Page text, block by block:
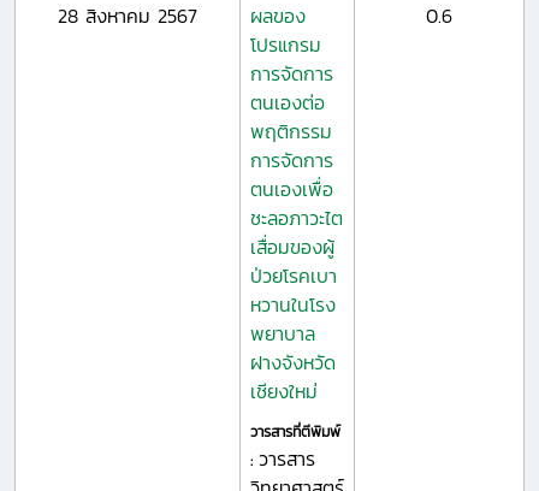
28 สิงหาคม 2567
ผลของ
โปรแกรม
การจัดการ
ตนเองต่อ
พฤติกรรม
การจัดการ
ตนเองเพื่อ
ชะลอภาวะไต
เสื่อมของผู้
ป่วยโรคเบา
หวานในโรง
พยาบาล
ฝางจังหวัด
เชียงใหม่
วารสารที่ตีพิมพ์
: วารสาร
0.6